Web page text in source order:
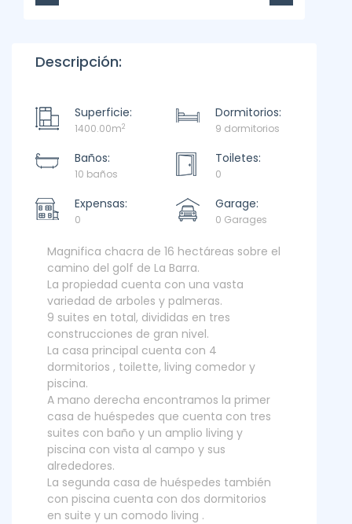
Descripción:
Superficie:
1400.00m2
Dormitorios:
9 dormitorios
Baños:
10 baños
Toiletes:
0
Expensas:
0
Garage:
0 Garages
Magnifica chacra de 16 hectáreas sobre el
camino del golf de La Barra.
La propiedad cuenta con una vasta
variedad de arboles y palmeras.
9 suites en total, divididas en tres
construcciones de gran nivel.
La casa principal cuenta con 4
dormitorios , toilette, living comedor y
piscina.
A mano derecha encontramos la primer
casa de huéspedes que cuenta con tres
suites con baño y un amplio living y
piscina con vista al campo y sus
alrededores.
La segunda casa de huéspedes también
con piscina cuenta con dos dormitorios
en suite y un comodo living .